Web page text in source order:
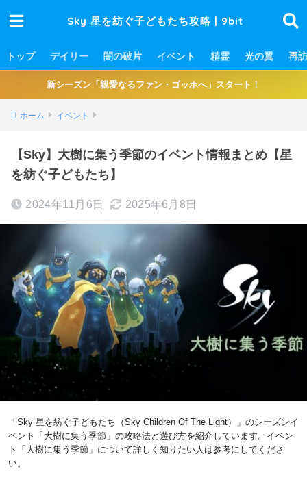
Sky 星を紡ぐ子どもたち攻略 | 9bit
トップ デイリー 闇の破片 イベント 精霊 光の翼 再訪
新シーズン「親愛なるファン・ゴッホへ」スタート！
ホーム イベント
【Sky】大樹に集う季節のイベント情報まとめ【星
を紡ぐ子どもたち】
2024年11月6日 2025年6月8日
「Sky 星を紡ぐ子どもたち（Sky Children Of The Light）」のシーズンイ
ベント「大樹に集う季節」の攻略法と遊び方を紹介しています。イベン
ト「大樹に集う季節」について詳しく知りたい人は参考にしてくださ
い。